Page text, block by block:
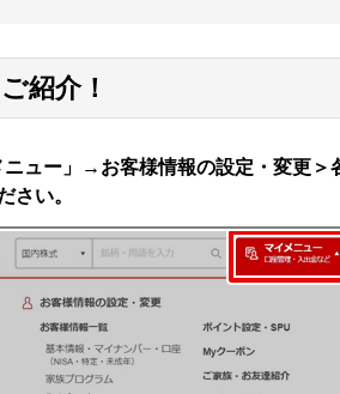
紹介！
ュー」→お客様情報の設定・変更＞
さい。